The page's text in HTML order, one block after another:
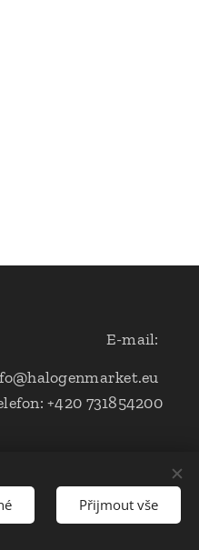
E-mail:
+420 731854200
Přijmout vše